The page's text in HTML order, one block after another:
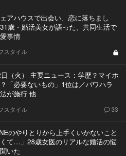
ェアハウスで出会い、恋に落ちまし
歳・婚活美女が語った、共同生活で
事情
スタイル
（火） 主要ニュース：学歴？マイホ
「必要ないもの」1位は／パワハラ
が施行 他
スタイル 33
のやりとりから上手くいかないこと
て…」28歳女医のリアルな婚活の悩
いた